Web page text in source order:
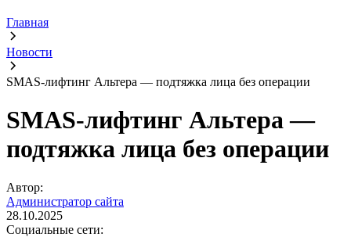
Главная
Новости
SMAS-лифтинг Альтера — подтяжка лица без операции
SMAS-лифтинг Альтера —
подтяжка лица без операции
Автор:
Администратор сайта
28.10.2025
Социальные сети: